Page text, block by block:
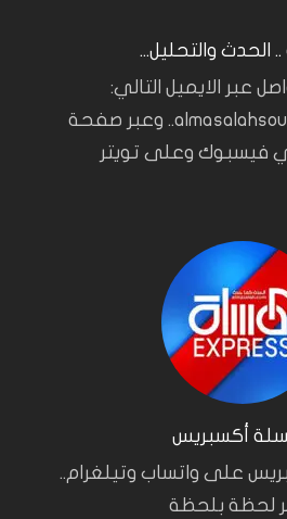
الحدث والتحليل...
عبر الايميل التالي:
almasalahsources@gmail.com.. وعبر صفحة
فيسبوك وعلى تويتر
أكسبريس
على واتساب وتيلغرام..
لحظة بلحظة